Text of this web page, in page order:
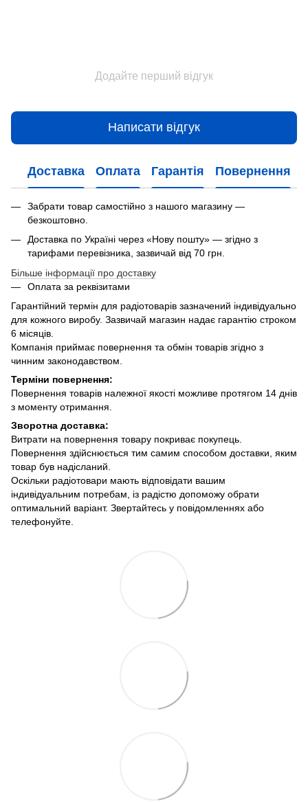
Додайте перший відгук
Написати відгук
Доставка Оплата Гарантія Повернення
Забрати товар самостійно з нашого магазину —
безкоштовно.
Доставка по Україні через «Нову пошту» — згідно з
тарифами перевізника, зазвичай від 70 грн.
Більше інформації про доставку
Оплата за реквізитами
Гарантійний термін для радіотоварів зазначений індивідуально
для кожного виробу. Зазвичай магазин надає гарантію строком
6 місяців.
Компанія приймає повернення та обмін товарів згідно з
чинним законодавством.
Терміни повернення:
Повернення товарів належної якості можливе протягом 14 днів
з моменту отримання.
Зворотна доставка:
Витрати на повернення товару покриває покупець.
Повернення здійснюється тим самим способом доставки, яким
товар був надісланий.
Оскільки радіотовари мають відповідати вашим
індивідуальним потребам, із радістю допоможу обрати
оптимальний варіант. Звертайтесь у повідомленнях або
телефонуйте.